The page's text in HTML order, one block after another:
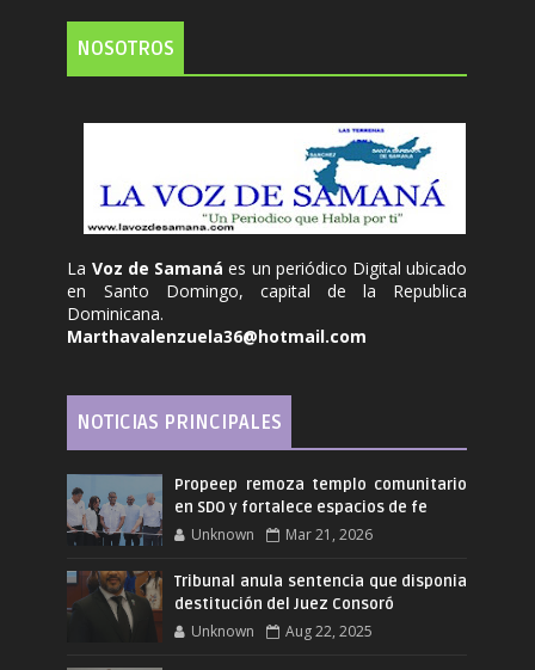
NOSOTROS
La Voz de Samanáes un periódico Digital ubicado
en Santo Domingo, capital de la Republica
Dominicana.
Marthavalenzuela36@hotmail.com
NOTICIAS PRINCIPALES
Propeep remoza templo comunitario
en SDO y fortalece espacios de fe
Unknown Mar 21, 2026
Tribunal anula sentencia que disponia
destitución del Juez Consoró
Unknown Aug 22, 2025